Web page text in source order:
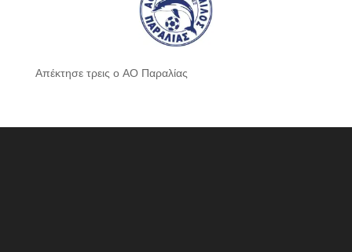
Απέκτησε τρεις ο ΑΟ Παραλίας